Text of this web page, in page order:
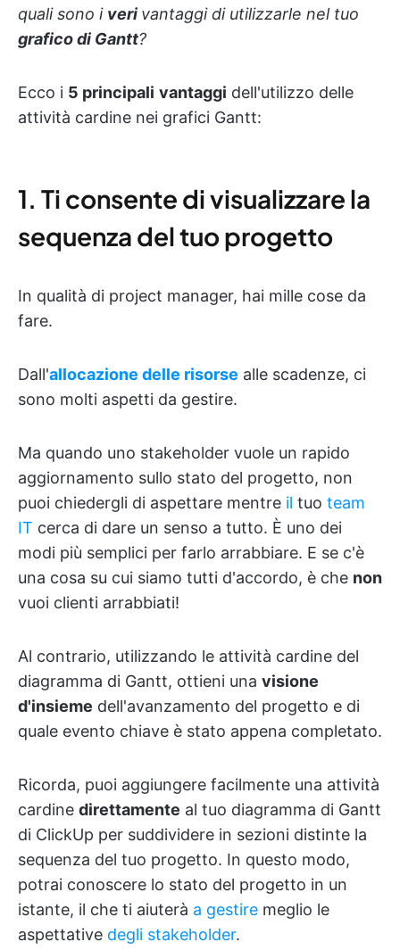
quali sono i veri vantaggi di utilizzarle nel tuo
grafico di Gantt?
Ecco i 5 principali vantaggi dell'utilizzo delle
attività cardine nei grafici Gantt:
1. Ti consente di visualizzare la
sequenza del tuo progetto
In qualità di project manager, hai mille cose da
fare.
Dall'allocazione delle risorse alle scadenze, ci
sono molti aspetti da gestire.
Ma quando uno stakeholder vuole un rapido
aggiornamento sullo stato del progetto, non
puoi chiedergli di aspettare mentre il tuo team
IT cerca di dare un senso a tutto. È uno dei
modi più semplici per farlo arrabbiare. E se c'è
una cosa su cui siamo tutti d'accordo, è che non
vuoi clienti arrabbiati!
Al contrario, utilizzando le attività cardine del
diagramma di Gantt, ottieni una visione
d'insieme dell'avanzamento del progetto e di
quale evento chiave è stato appena completato.
Ricorda, puoi aggiungere facilmente una attività
cardine direttamente al tuo diagramma di Gantt
di ClickUp per suddividere in sezioni distinte la
sequenza del tuo progetto. In questo modo,
potrai conoscere lo stato del progetto in un
istante, il che ti aiuterà a gestire meglio le
aspettative degli stakeholder.